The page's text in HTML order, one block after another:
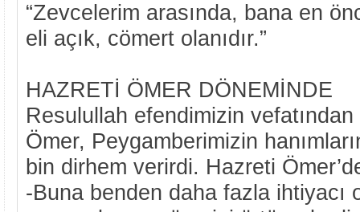
“Zevcelerim arasında, bana en
eli açık, cömert olanıdır.”
HAZRETİ ÖMER DÖNEMİNDE
Resulullah efendimizin
Ömer, Peygamberimizin
bin dirhem verirdi. Hazreti
-Buna benden daha fazla ihtiyacı